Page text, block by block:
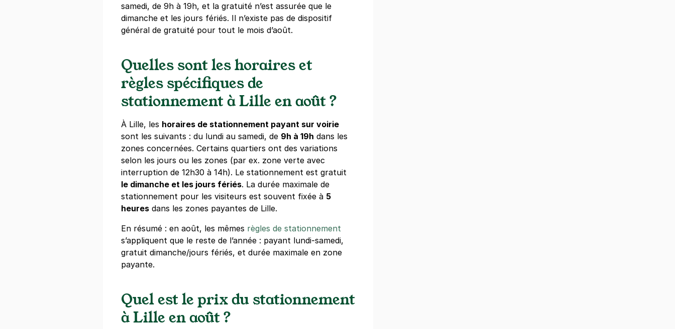
IAE Lille - rue de la Halle
66 rue de la Halle
59800Lille
Réserver
+ Abonnements disponibles
Lille - Vieux Lille - IAE
32 rue des Bateliers
59000 Lille
4,6(369 avis)
2,50 €/heure,17 €/jour,72 €/semaine(tarifs dégressifs)
Réserver
+ Abonnements disponibles
Lille - République Beaux Arts - Gambetta
16 rue du Faubourg Notre Dame
1,50 € /heure 17 €/jour, 67 €/semaine(tarifs dégressifs)
Réserver
+ Abonnements disponibles
samedi, de 9h à 19h, et la gratuité n’est assurée que le
dimanche et les jours fériés. Il n’existe pas de dispositif
général de gratuité pour tout le mois d’août.
Quelles sont les horaires et
règles spécifiques de
stationnement à Lille en août ?
À Lille, les horaires de stationnement payant sur voirie
sont les suivants : du lundi au samedi, de 9h à 19h dans les
zones concernées. Certains quartiers ont des variations
selon les jours ou les zones (par ex. zone verte avec
interruption de 12h30 à 14h). Le stationnement est gratuit
le dimanche et les jours fériés. La durée maximale de
stationnement pour les visiteurs est souvent fixée à 5
heures dans les zones payantes de Lille.
En résumé : en août, les mêmes règles de stationnement
s’appliquent que le reste de l’année : payant lundi-samedi,
gratuit dimanche/jours fériés, et durée maximale en zone
payante.
Quel est le prix du stationnement
à Lille en août ?